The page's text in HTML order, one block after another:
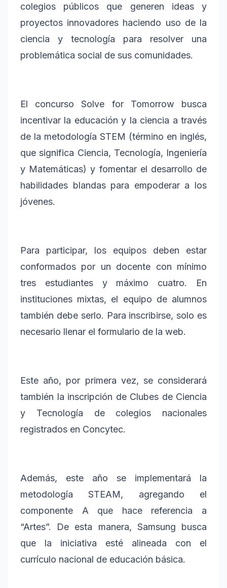
colegios públicos que generen ideas y
proyectos innovadores haciendo uso de la
ciencia y tecnología para resolver una
problemática social de sus comunidades.
El concurso Solve for Tomorrow busca
incentivar la educación y la ciencia a través
de la metodología STEM (término en inglés,
que significa Ciencia, Tecnología, Ingeniería
y Matemáticas) y fomentar el desarrollo de
habilidades blandas para empoderar a los
jóvenes.
Para participar, los equipos deben estar
conformados por un docente con mínimo
tres estudiantes y máximo cuatro. En
instituciones mixtas, el equipo de alumnos
también debe serlo. Para inscribirse, solo es
necesario llenar el formulario de la web.
Este año, por primera vez, se considerará
también la inscripción de Clubes de Ciencia
y Tecnología de colegios nacionales
registrados en Concytec.
Además, este año se implementará la
metodología STEAM, agregando el
componente A que hace referencia a
“Artes”. De esta manera, Samsung busca
que la iniciativa esté alineada con el
currículo nacional de educación básica.